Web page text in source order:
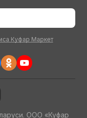
Куфар Маркет
ООО «Куфар